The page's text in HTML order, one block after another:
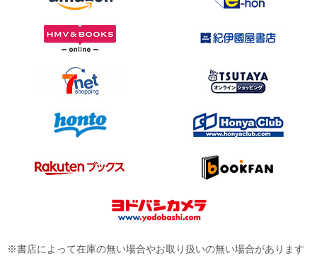
※書店によって在庫の無い場合やお取り扱いの無い場合があります